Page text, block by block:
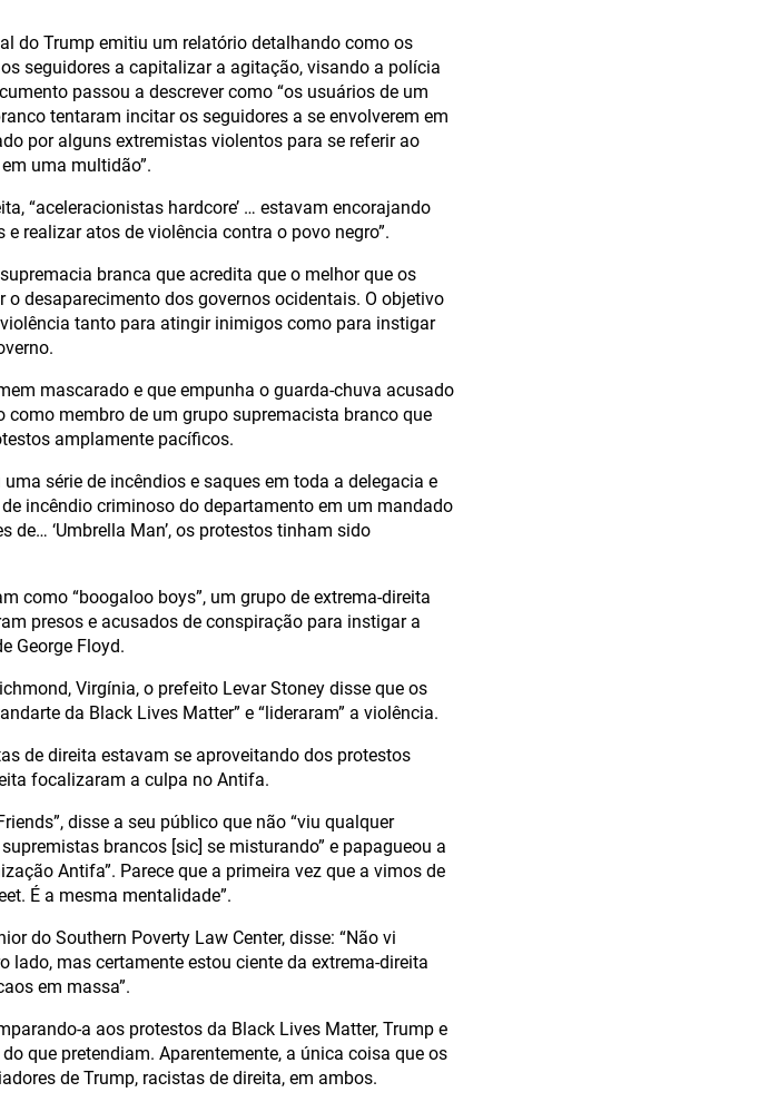
do Trump emitiu um relatório detalhando como os
seguidores a capitalizar a agitação, visando a polícia
passou a descrever como “os usuários de um
tentaram incitar os seguidores a se envolverem em
por alguns extremistas violentos para se referir ao
uma multidão”.
“aceleracionistas hardcore’ … estavam encorajando
realizar atos de violência contra o povo negro”.
branca que acredita que o melhor que os
desaparecimento dos governos ocidentais. O objetivo
tanto para atingir inimigos como para instigar
mascarado e que empunha o guarda-chuva acusado
membro de um grupo supremacista branco que
amplamente pacíficos.
série de incêndios e saques em toda a delegacia e
incêndio criminoso do departamento em um mandado
de… ‘Umbrella Man’, os protestos tinham sido
como “boogaloo boys”, um grupo de extrema-direita
presos e acusados de conspiração para instigar a
George Floyd.
Virgínia, o prefeito Levar Stoney disse que os
da Black Lives Matter” e “lideraram” a violência.
de direita estavam se aproveitando dos protestos
focalizaram a culpa no Antifa.
disse a seu público que não “viu qualquer
brancos [sic] se misturando” e papagueou a
Antifa”. Parece que a primeira vez que a vimos de
É a mesma mentalidade”.
do Southern Poverty Law Center, disse: “Não vi
mas certamente estou ciente da extrema-direita
em massa”.
a aos protestos da Black Lives Matter, Trump e
que pretendiam. Aparentemente, a única coisa que os
de Trump, racistas de direita, em ambos.